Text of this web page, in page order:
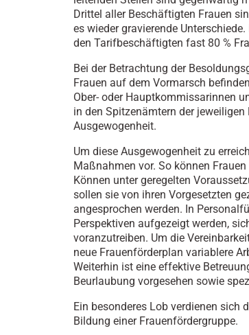
Drittel aller Beschäftigten Frauen
es wieder gravierende
den Tarifbeschäftigten fast 80 %
Bei der Betrachtung der
Frauen auf dem Vormarsch
Ober- oder Hauptkommissarinnen
in den Spitzenämtern der
Ausgewogenheit.
Um diese Ausgewogenheit zu
Maßnahmen vor. So können
Können unter geregelten
sollen sie von ihren Vorgesetzten
angesprochen werden. In
Perspektiven aufgezeigt werden,
voranzutreiben. Um die
neue Frauenförderplan variablere
Weiterhin ist eine effektive
Beurlaubung vorgesehen sowie
Ein besonderes Lob verdienen sich
Bildung einer Frauenfördergruppe.